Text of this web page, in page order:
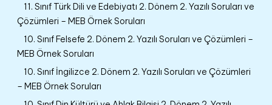
11. Sınıf Türk Dili ve Edebiyatı 2. Dönem 2. Yazılı Soruları ve
Çözümleri – MEB Örnek Soruları
10. Sınıf Felsefe 2. Dönem 2. Yazılı Soruları ve Çözümleri –
MEB Örnek Soruları
10. Sınıf İngilizce 2. Dönem 2. Yazılı Soruları ve Çözümleri
– MEB Örnek Soruları